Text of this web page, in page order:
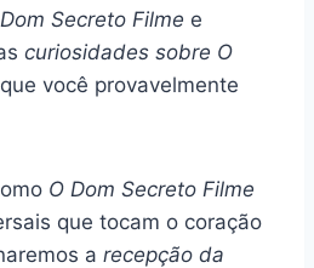
Secreto Filme e
curiosidades sobre O
que você provavelmente
O Dom Secreto Filme
que tocam o coração
a recepção da